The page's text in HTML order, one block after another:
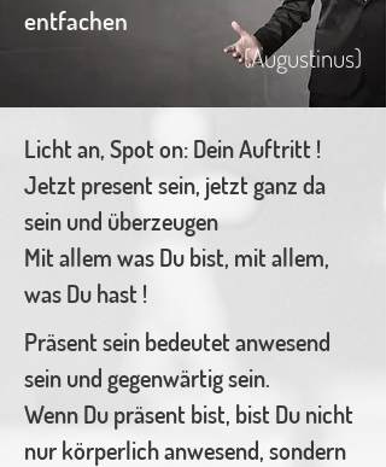
entfachen
(Augustinus)
Licht an, Spot on: Dein Auftritt !
Jetzt present sein, jetzt ganz da
sein und überzeugen
Mit allem was Du bist, mit allem,
was Du hast !
Präsent sein bedeutet anwesend
sein und gegenwärtig sein.
Wenn Du präsent bist, bist Du nicht
nur körperlich anwesend, sondern